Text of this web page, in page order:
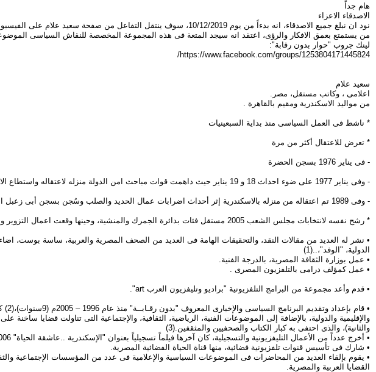
هام جداً
الاصدقاء الاعزاء
نود ان نبلغ جميع الاصدقاء، انه بدءاً من يوم 10/12/2019، سوف ينتقل التفاعل من صفحة سعيد علام على الفيسبوك، حصراً الى جروب "حوار بدون رقابة"، الرجاء الانتقال الى الجروب، تفاعلكم يهمنا جداً.
من يستمتع بعمق الافكار والرؤى، اعتقد انه سيجد المتعة فى هذه المجموعة المخصصة للنقاش السياسى
لينك جروب "حوار بدون رقابة":
https://www.facebook.com/groups/1253804171445824/
سعيد علام
اعلامى ، وكاتب مستقل، مصر.
من مواليد الاسكندرية ومقيم بالقاهرة .
* ناشط فى العمل السياسى منذ بداية السبعينيات
* تعرض للاعتقال أكثر من مرة
- فى يناير 1976 بسجن الحضرة
- وفى يناير 1977 على ضوء احداث 18 و 19 يناير حيث داهمت قوات مباحث امن الدولة منزله لاعتقاله واستطاع الافلات من قبضتهم وظل مطاردا لمدة ستة اشهر كاملة محتميا بشهامة ابناء بحرى الشرفاء
- وفى 1989 تم اعتقاله من منزله بالاسكندرية إثر أحداث اضرابات عمال الحديد والصلب وسُجن بسجن أبى زعبل الصناعى
* رشح نفسه لانتخابات مجلس الشعب 2005 مستقل فئات بدائرة الجمرك والمنشية، وحينها وقعت اعمال التزوير والعنف الشهيرة بالدائرة حيث تم الطعن عليها
• نشر له العديد من مقالات النقد، والتحقيقات الهامة فى العديد من الصحف المصرية والعربية، ساسة بوست،
الدولية، "الوفد"،..(1)
• عمل بوزارة الثقافة المصرية، بالدرجة الفنية.
• عمل كمؤلف درامى بالتلفزيون المصرى .
• قدم وأعد مجموعة من البرامج التلفزيونية "براديو وتليفزيون العرب art".
•
والإقليمية والدولية، بالإضافة إلى الموضوعات الفنية، الرياضية، الثقافية، والإجتماعية التى تناولت قضايا
والثانية)، والذى احتفى به كبار الكتاب والصحفيين والمثقفين.(3)
• أخرج عدداً من الأعمال التليفزيونية والتسجيلية، كان آخرها فيلماً تسجيلياً بعنوان "الإسكندرية ..عاشقة الحياة" 2006م.(4)
• شارك فى تأسيس قنوات تلفزيونية فضائية، منها قناة الحياة الفضائية المصرية.
• يقوم بإلقاء العديد من المحاضرات فى الموضوعات السياسية والإعلامية فى عدد من المؤسسات الإجتماعية
القضايا العربية والمصرية.